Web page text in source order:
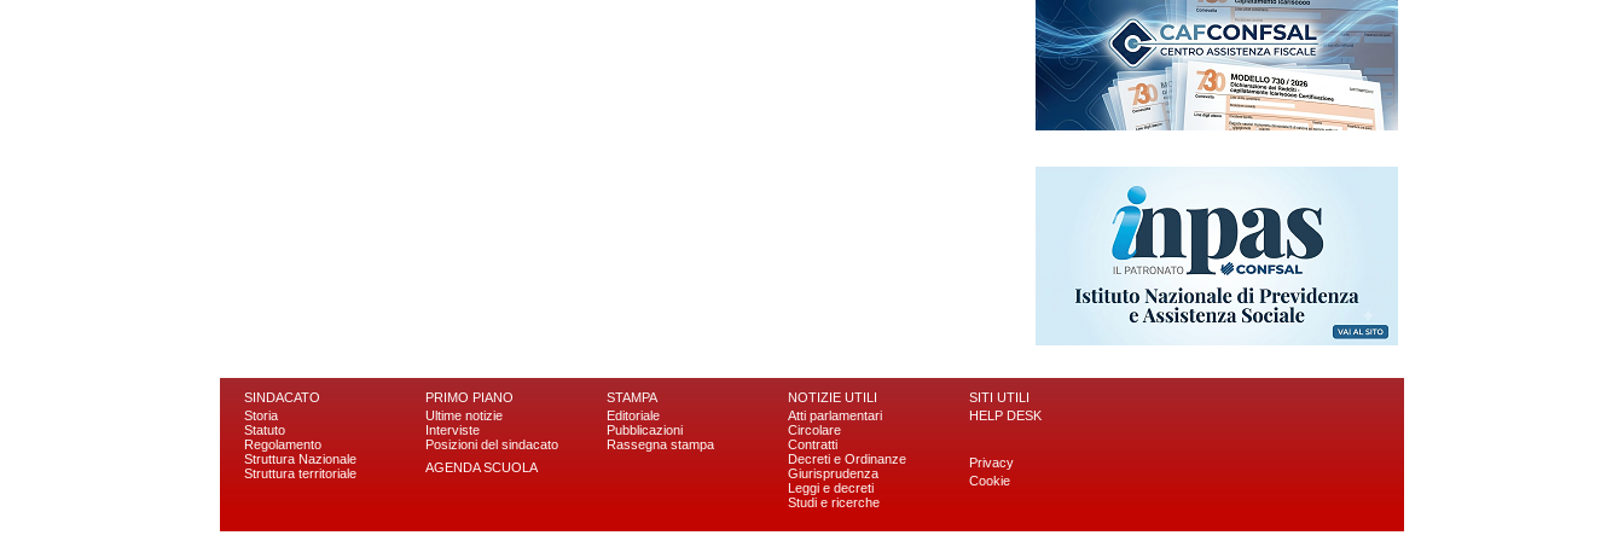
SINDACATO
Storia
Statuto
Regolamento
Struttura Nazionale
Struttura territoriale
PRIMO PIANO
Ultime notizie
Interviste
Posizioni del sindacato
AGENDA SCUOLA
STAMPA
Editoriale
Pubblicazioni
Rassegna stampa
NOTIZIE UTILI
Atti parlamentari
Circolare
Contratti
Decreti e Ordinanze
Giurisprudenza
Leggi e decreti
Studi e ricerche
SITI UTILI
HELP DESK
Privacy
Cookie